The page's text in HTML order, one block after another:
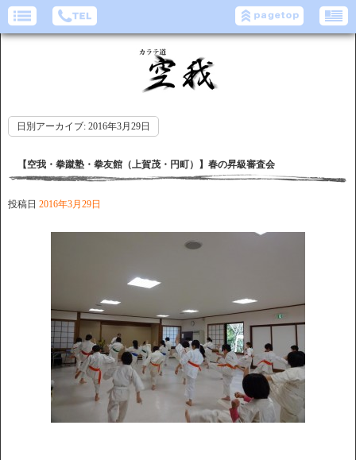
日別アーカイブ: 2016年3月29日
【空我・拳蹴塾・拳友館（上賀茂・円町）】春の昇級審査会
投稿日 2016年3月29日